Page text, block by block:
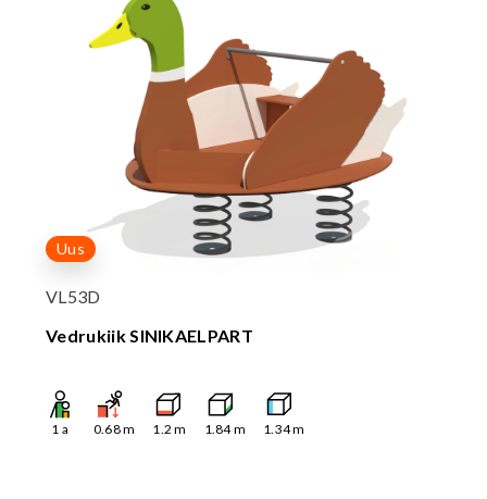
Uus
VL53D
Vedrukiik SINIKAELPART
1 a 0.68m 1.2 m 1.84m 1.34m